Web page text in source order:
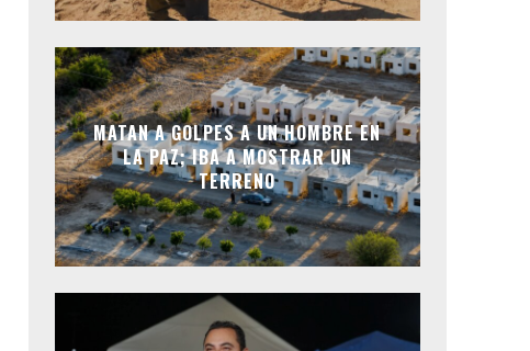
MATAN A GOLPES A UN HOMBRE EN
LA PAZ; IBA A MOSTRAR UN
TERRENO